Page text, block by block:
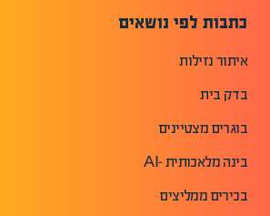
כתבות לפי נושאים
איתור נזילות
בדק בית
בוגרים מצטיינים
בינה מלאכותית -AI
בכירים ממליצים